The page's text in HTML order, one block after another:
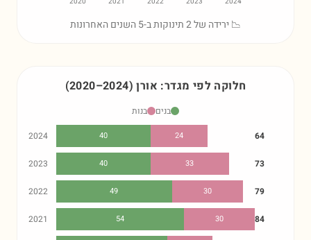
📉 ירידה של 2 תינוקות ב-5 השנים האחרונות
חלוקה לפי מגדר: אורן (2020–2024)
בנים
בנות
2024
40 24 64
2023 40 33 73
2022 49 30 79
2021 54 30 84